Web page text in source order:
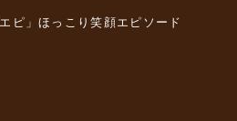
ピ」ほっこり笑顔エピソード